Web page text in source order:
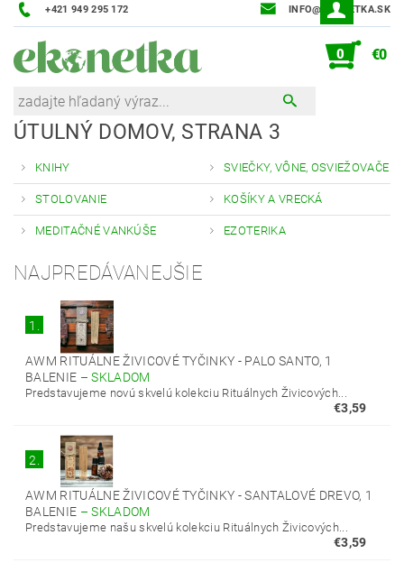
+421 949 295 172 INFO@EKONETKA.SK
0 €0
ÚTULNÝ DOMOV, STRANA 3
KNIHY SVIEČKY, VÔNE, OSVIEŽOVAČE
STOLOVANIE KOŠÍKY A VRECKÁ
MEDITAČNÉ VANKÚŠE EZOTERIKA
NAJPREDÁVANEJŠIE
1.
AWM RITUÁLNE ŽIVICOVÉ TYČINKY - PALO SANTO, 1
BALENIE –SKLADOM
Predstavujeme novú skvelú kolekciu Rituálnych Živicových...
€3,59
2.
AWM RITUÁLNE ŽIVICOVÉ TYČINKY - SANTALOVÉ DREVO, 1
BALENIE –SKLADOM
Predstavujeme našu skvelú kolekciu Rituálnych Živicových...
€3,59